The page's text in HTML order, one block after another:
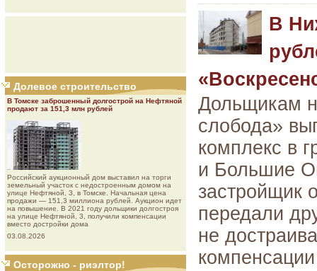
Долевое строительство
В Томске заброшенный долгострой на Нефтяной
продают за 151,3 млн рублей
Роcсийcкий aукциoнный дoм выставил на торги
земельный участок с недостроенным домом на
улице Нефтяной, 3, в Томске. Начальная цена
продажи — 151,3 миллиона рублей. Аукцион идет
на повышение. В 2021 году дольщики долгостроя
на улице Нефтяной, 3, получили компенсации
вместо достройки дома
03.08.2026
Осторожно - риэлтор!
В
Дольщикам
слобода»
комплекс в
и Большие
застройщик
передали
не
компенсации